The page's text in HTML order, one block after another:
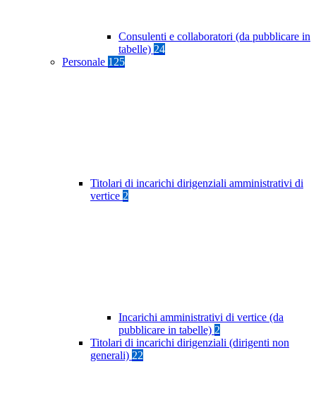
Consulenti e collaboratori (da pubblicare in
tabelle) 24
Personale 125
Titolari di incarichi dirigenziali amministrativi di
vertice 2
Incarichi amministrativi di vertice (da
pubblicare in tabelle) 2
Titolari di incarichi dirigenziali (dirigenti non
generali) 22